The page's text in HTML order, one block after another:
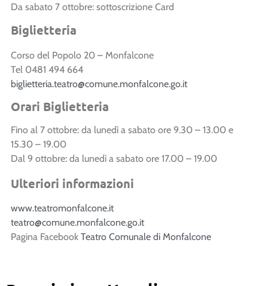
Da sabato 7 ottobre: sottoscrizione Card
Biglietteria
Corso del Popolo 20 – Monfalcone
Tel 0481 494 664
biglietteria.teatro@comune.monfalcone.go.it
Orari Biglietteria
Fino al 7 ottobre: da lunedì a sabato ore 9.30 – 13.00 e
15.30 – 19.00
Dal 9 ottobre: da lunedì a sabato ore 17.00 – 19.00
Ulteriori informazioni
www.teatromonfalcone.it
teatro@comune.monfalcone.go.it
Pagina Facebook Teatro Comunale di Monfalcone